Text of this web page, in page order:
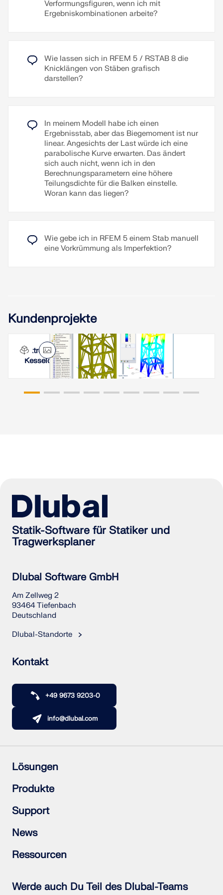
Zusatztexte lassen sich als RTF-Dateien
importieren. Die Seitennummerierung ist ebenfalls
exportieren.
Weiterlesen
Weiterlesen
Verformungsfiguren, wenn ich mit
Ergebniskombinationen arbeite?
Wie lassen sich in RFEM 5 / RSTAB 8 die
Knicklängen von Stäben grafisch
darstellen?
In meinem Modell habe ich einen
Ergebnisstab, aber das Biegemoment ist nur
linear. Angesichts der Last würde ich eine
parabolische Kurve erwarten. Das ändert
sich auch nicht, wenn ich in den
Berechnungsparametern eine höhere
Teilungsdichte für die Balken einstelle.
Woran kann das liegen?
Wie gebe ich in RFEM 5 einem Stab manuell
eine Vorkrümmung als Imperfektion?
Kundenprojekte
Extrem hoch belastetes Kesselgerüst und
Kesseldecke in Indien
Statik-Software für Statiker und
Tragwerksplaner
Dlubal Software GmbH
Am Zellweg 2
93464 Tiefenbach
Deutschland
Dlubal-Standorte
Kontakt
+49 9673 9203-0
info@dlubal.com
Lösungen
Stahlbetonbau
Stahlbau
Holzbau
Stahlanschlüsse
Produkte
RFEM 6
RSTAB 9
RSECTION 1
RWIND 3
Support
Häufig gestellte Fragen (FAQs)
Individuelle Frage stellen
Schneelastzonen, Windzonen und Erdbebenzonen
Vertriebsteam kontaktieren
News
Newsletter abonnieren
Aktuelle Nachrichten
Online-Schulungen
Ressourcen
Kundenprojekt einreichen
Kundenprojekte
Werde auch Du Teil des Dlubal-Teams